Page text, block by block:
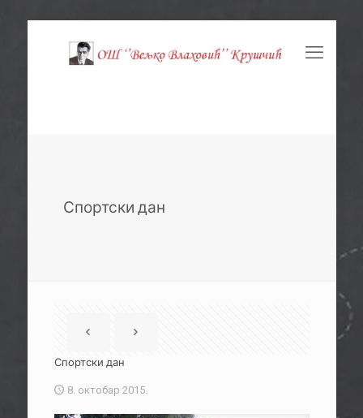
Спортски дан
Спортски дан
8. октобар 2015.